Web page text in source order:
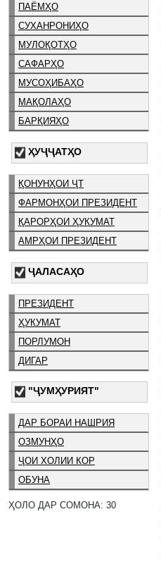
ПАЁМҲО
СУХАНРОНИҲО
МУЛОҚОТҲО
САФАРҲО
МУСОҲИБАҲО
МАҚОЛАҲО
БАРҚИЯҲО
ҲУҶҶАТҲО
ҚОНУНҲОИ ҶТ
ФАРМОНҲОИ ПРЕЗИДЕНТ
ҚАРОРҲОИ ҲУКУМАТ
АМРҲОИ ПРЕЗИДЕНТ
ҶАЛАСАҲО
ПРЕЗИДЕНТ
ҲУКУМАТ
ПОРЛУМОН
ДИГАР
"ҶУМҲУРИЯТ"
ДАР БОРАИ НАШРИЯ
ОЗМУНҲО
ҶОИ ХОЛИИ КОР
ОБУНА
ҲОЛО ДАР СОМОНА: 30